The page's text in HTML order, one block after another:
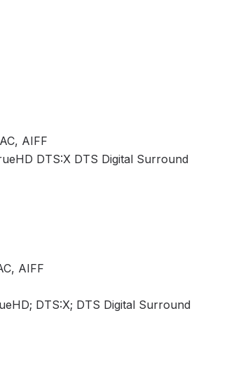
AIFF
DTS:X DTS Digital Surround
AIFF
DTS:X; DTS Digital Surround